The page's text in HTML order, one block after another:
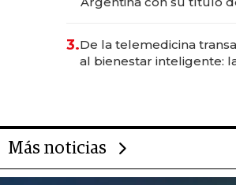
las marcas "fast
3.De la telemedicina
al bienestar inteligente:
Más noticias